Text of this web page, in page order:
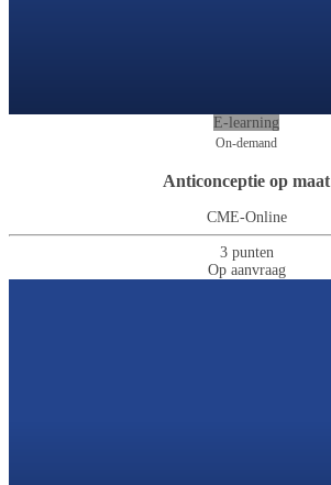
E-learning
On-demand
Anticonceptie op maat
CME-Online
3 punten
Op aanvraag